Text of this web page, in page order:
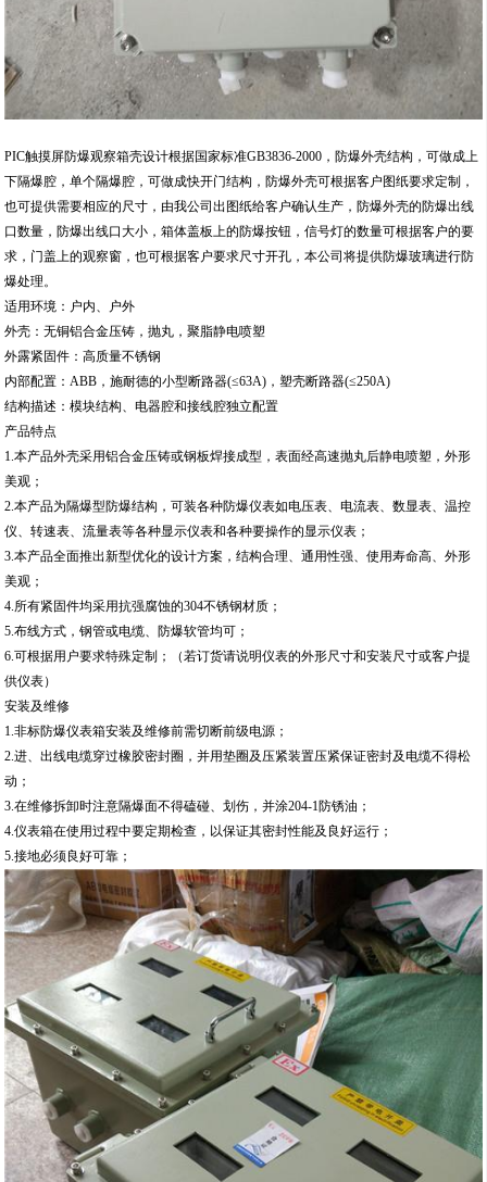
PIC触摸屏防爆观察箱壳设计根据国家标准GB3836-2000，防爆外壳结构，可做成上
下隔爆腔，单个隔爆腔，可做成快开门结构，防爆外壳可根据客户图纸要求定制，
也可提供需要相应的尺寸，由我公司出图纸给客户确认生产，防爆外壳的防爆出线
口数量，防爆出线口大小，箱体盖板上的防爆按钮，信号灯的数量可根据客户的要
求，门盖上的观察窗，也可根据客户要求尺寸开孔，本公司将提供防爆玻璃进行防
爆处理。
适用环境：户内、户外
外壳：无铜铝合金压铸，抛丸，聚脂静电喷塑
外露紧固件：高质量不锈钢
内部配置：ABB，施耐德的小型断路器(≤63A)，塑壳断路器(≤250A)
结构描述：模块结构、电器腔和接线腔独立配置
产品特点
1.本产品外壳采用铝合金压铸或钢板焊接成型，表面经高速抛丸后静电喷塑，外形
美观；
2.本产品为隔爆型防爆结构，可装各种防爆仪表如电压表、电流表、数显表、温控
仪、转速表、流量表等各种显示仪表和各种要操作的显示仪表；
3.本产品全面推出新型优化的设计方案，结构合理、通用性强、使用寿命高、外形
美观；
4.所有紧固件均采用抗强腐蚀的304不锈钢材质；
5.布线方式，钢管或电缆、防爆软管均可；
6.可根据用户要求特殊定制；（若订货请说明仪表的外形尺寸和安装尺寸或客户提
供仪表）
安装及维修
1.非标防爆仪表箱安装及维修前需切断前级电源；
2.进、出线电缆穿过橡胶密封圈，并用垫圈及压紧装置压紧保证密封及电缆不得松
动；
3.在维修拆卸时注意隔爆面不得磕碰、划伤，并涂204-1防锈油；
4.仪表箱在使用过程中要定期检查，以保证其密封性能及良好运行；
5.接地必须良好可靠；